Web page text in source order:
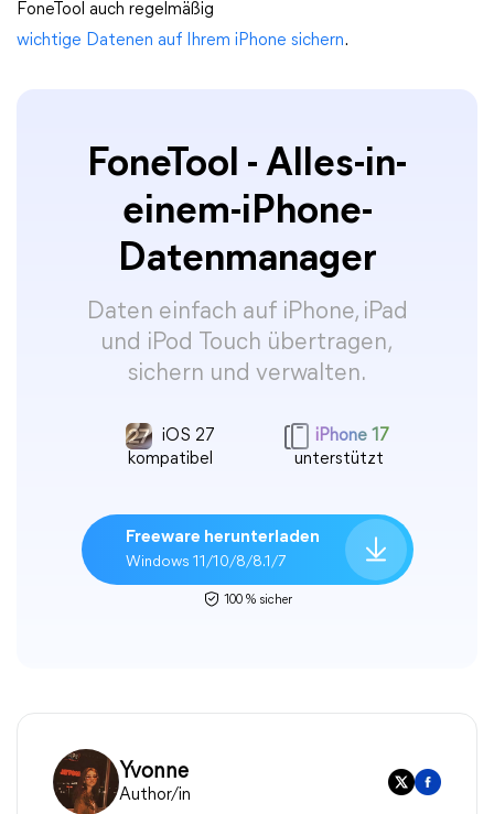
FoneTool auch regelmäßig
wichtige Datenen auf Ihrem iPhone sichern.
FoneTool - Alles-in-
einem-iPhone-
Datenmanager
Daten einfach auf iPhone, iPad
und iPod Touch übertragen,
sichern und verwalten.
iOS 27
kompatibel
iPhone 17
unterstützt
Freeware herunterladen
Windows 11/10/8/8.1/7
100 % sicher
Yvonne
Author/in